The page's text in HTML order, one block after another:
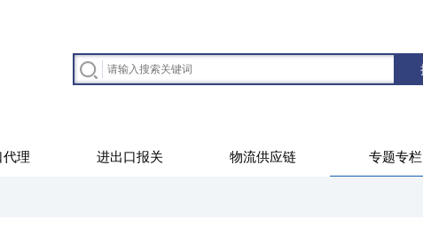
代理 进出口报关 物流供应链 专题专栏